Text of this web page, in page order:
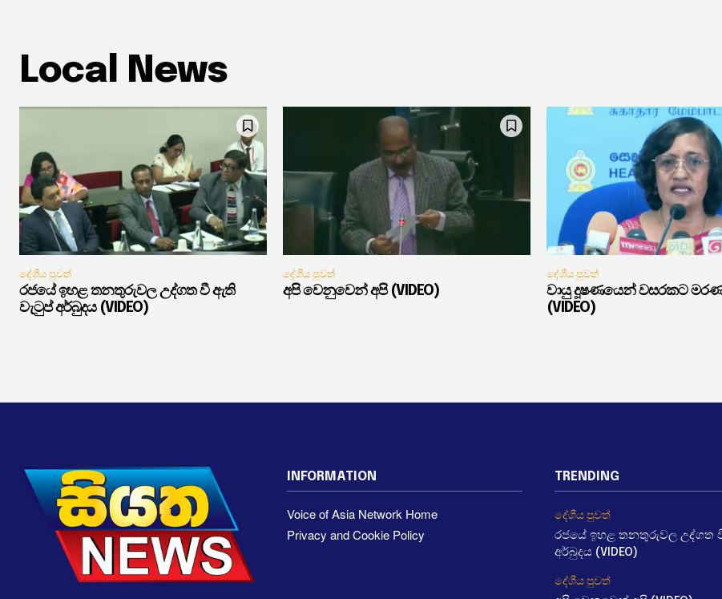
Local News
දේශීය පුවත්
රජයේ ඉහළ තනතුරුවල උද්ගත වී ඇති
වැටුප් අර්බුදය (VIDEO)
දේශීය පුවත්
අපි වෙනුවෙන් අපි (VIDEO)
දේශීය පුවත්
වායු දූෂණයෙන් වසරකට
(VIDEO)
INFORMATION
Voice of Asia Network Home
Privacy and Cookie Policy
TRENDING
දේශීය පුවත්
රජයේ ඉහළ තනතුරුවල උද්ගත
අර්බුදය (VIDEO)
දේශීය පුවත්